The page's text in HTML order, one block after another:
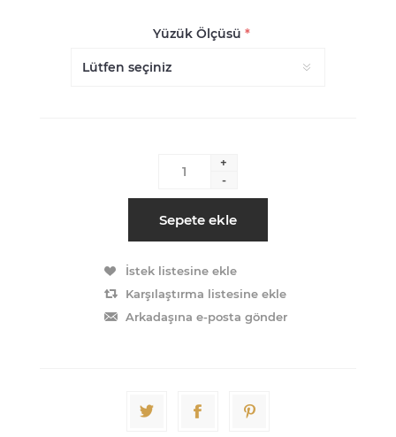
Yüzük Ölçüsü *
+
-
Sepete ekle
İstek listesine ekle
Karşılaştırma listesine ekle
Arkadaşına e-posta gönder